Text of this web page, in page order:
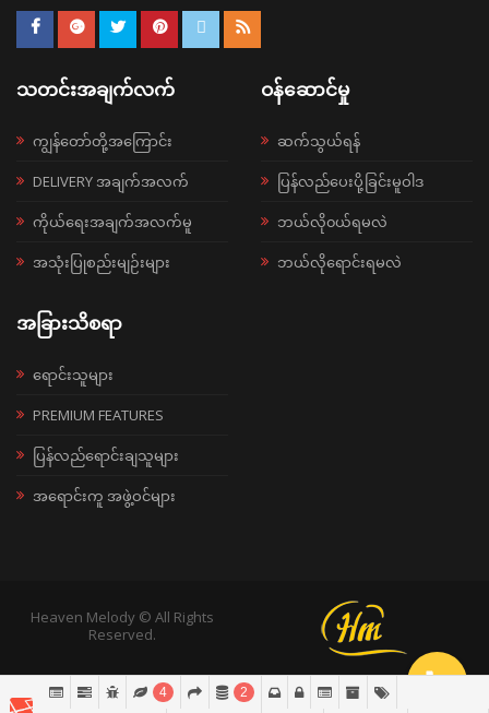
သတင်းအချက်လက်
ကျွန်တော်တို့အကြောင်း
DELIVERY အချက်အလက်
ကိုယ်ရေးအချက်အလက်မူ
အသုံးပြုစည်းမျဉ်းများ
ဝန်ဆောင်မှု
ဆက်သွယ်ရန်
ပြန်လည်ပေးပို့ခြင်းမူဝါဒ
ဘယ်လို၀ယ်ရမလဲ
ဘယ်လိုရောင်းရမလဲ
အခြားသိစရာ
ရောင်းသူများ
PREMIUM FEATURES
ပြန်လည်ရောင်းချသူများ
အရောင်းကူ အဖွဲ့ဝင်များ
Heaven Melody © All Rights
Reserved.
4 2